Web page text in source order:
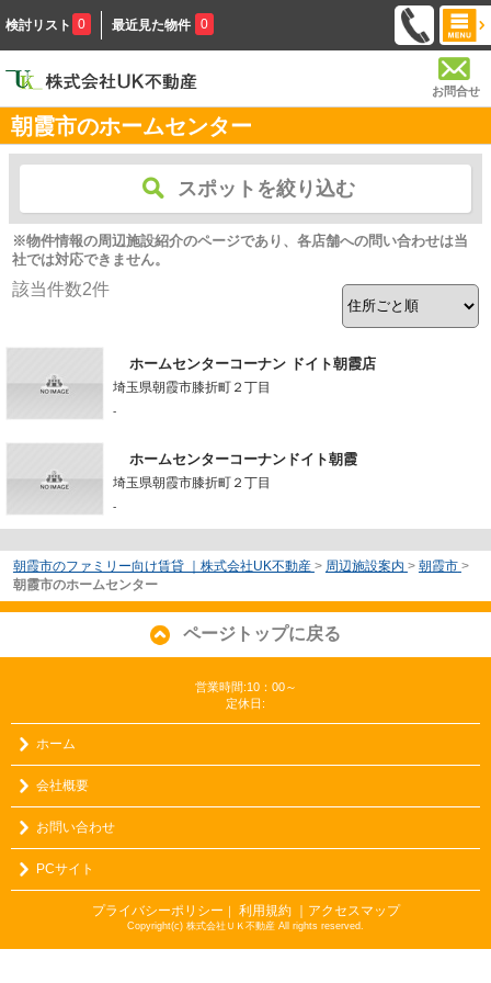
検討リスト 0 最近見た物件 0
お問合せ
朝霞市のホームセンター
スポットを絞り込む
※物件情報の周辺施設紹介のページであり、各店舗への問い合わせは当
社では対応できません。
該当件数2件
ホームセンターコーナン ドイト朝霞店
埼玉県朝霞市膝折町２丁目
-
ホームセンターコーナンドイト朝霞
埼玉県朝霞市膝折町２丁目
-
朝霞市のファミリー向け賃貸 ｜株式会社UK不動産 > 周辺施設案内 > 朝霞市 >
朝霞市のホームセンター
ページトップに戻る
営業時間:10：00～
定休日:
ホーム
会社概要
お問い合わせ
PCサイト
プライバシーポリシー ｜ 利用規約 ｜アクセスマップ
Copyright(c) 株式会社ＵＫ不動産 All rights reserved.